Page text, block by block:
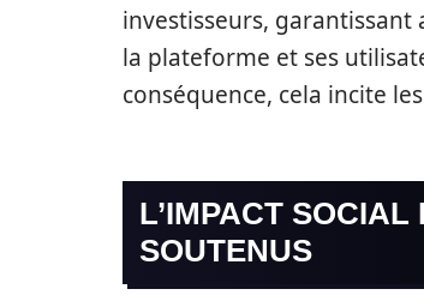
investisseurs,
la plateforme et ses
conséquence, cela incite
L’IMPACT
SOUTENUS